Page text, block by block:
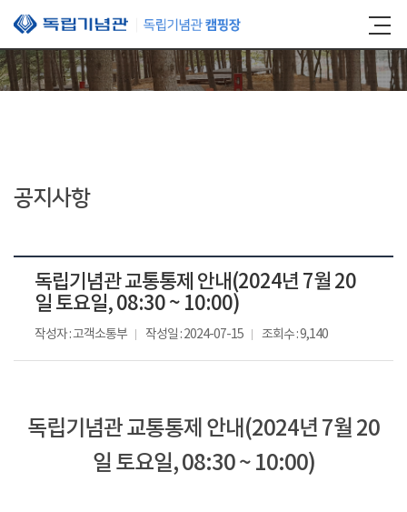
본문 바로가기
공지사항
독립기념관 교통통제 안내(2024년 7월 20
일 토요일, 08:30 ~ 10:00)
작성자 : 고객소통부 작성일 : 2024-07-15 조회수 : 9,140
독립기념관 교통통제 안내(2024년 7월 20
일 토요일, 08:30 ~ 10:00)